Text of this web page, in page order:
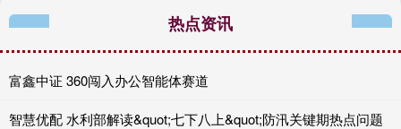
热点资讯
富鑫中证 360闯入办公智能体赛道
智慧优配 水利部解读&quot;七下八上&quot;防汛关键期热点问题